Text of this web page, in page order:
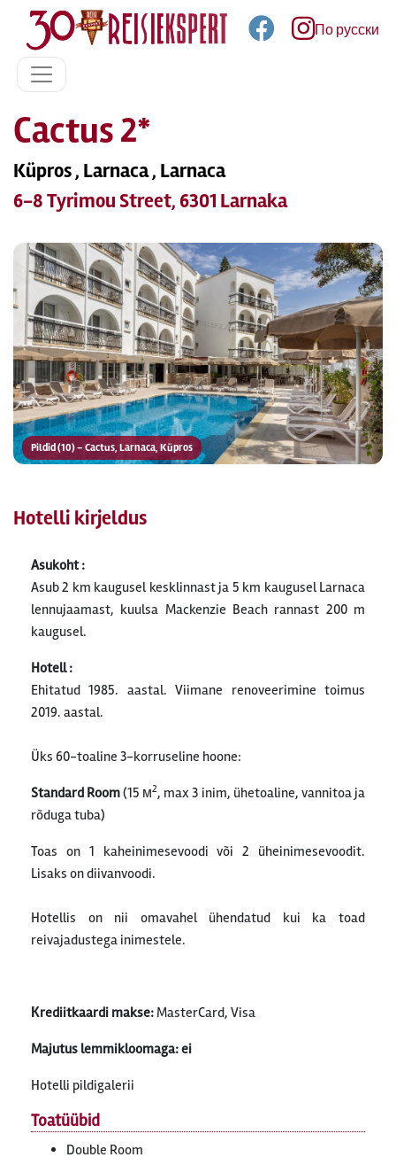
По русски
Cactus 2*
Küpros , Larnaca , Larnaca
6-8 Tyrimou Street, 6301 Larnaka
Pildid (10) – Cactus, Larnaca, Küpros
Hotelli kirjeldus
Asukoht :
Asub 2 km kaugusel kesklinnast ja 5 km kaugusel Larnaca
lennujaamast, kuulsa Mackenzie Beach rannast 200 m
kaugusel.
Hotell :
Ehitatud 1985. aastal. Viimane renoveerimine toimus
2019. aastal.
Üks 60-toaline 3-korruseline hoone:
Standard Room(15 м2, max 3 inim, ühetoaline, vannitoa ja
rõduga tuba)
Toas on 1 kaheinimesevoodi või 2 üheinimesevoodit.
Lisaks on diivanvoodi.
Hotellis on nii omavahel ühendatud kui ka toad
reivajadustega inimestele.
Кrediitkaardi makse: MasterCard, Visa
Majutus lemmikloomaga: ei
Hotelli pildigalerii
Toatüübid
Double Room